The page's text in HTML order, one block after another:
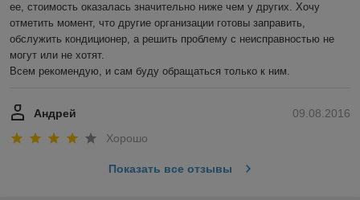
ее, стоимость оказалась значительно ниже чем у других. Хочу
отметить момент, что другие организации готовы заправить,
обслужить кондиционер, а решить проблему с неисправностью не
могут или не хотят.
Всем рекомендую, и сам буду обращаться только к ним.
09.08.2016
Андрей
Хорошо
Показать все отзывы